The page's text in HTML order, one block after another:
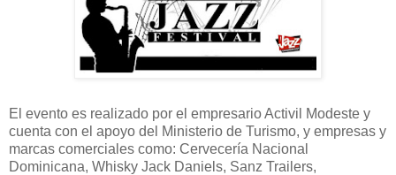
El evento es realizado por el empresario Activil Modeste y
cuenta con el apoyo del Ministerio de Turismo, y empresas y
marcas comerciales como: Cervecería Nacional
Dominicana, Whisky Jack Daniels, Sanz Trailers,